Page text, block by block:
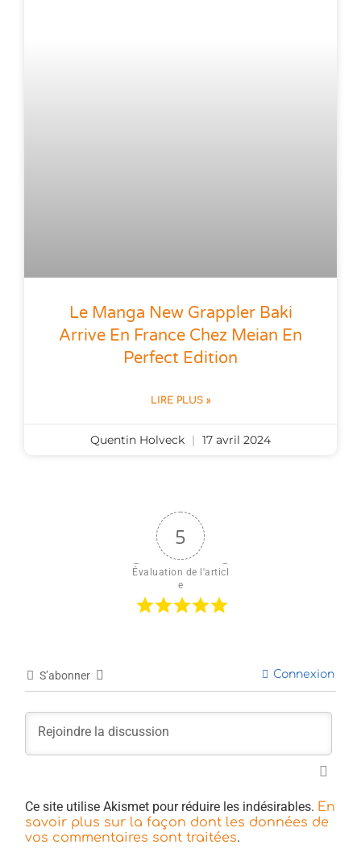
Le Manga New Grappler Baki
Arrive En France Chez Meian En
Perfect Edition
LIRE PLUS »
Quentin Holveck 17 avril 2024
5
Évaluation de l'articl
e
S’abonner Connexion
Ce site utilise Akismet pour réduire les indésirables. En
savoir plus sur la façon dont les données de
vos commentaires sont traitées.